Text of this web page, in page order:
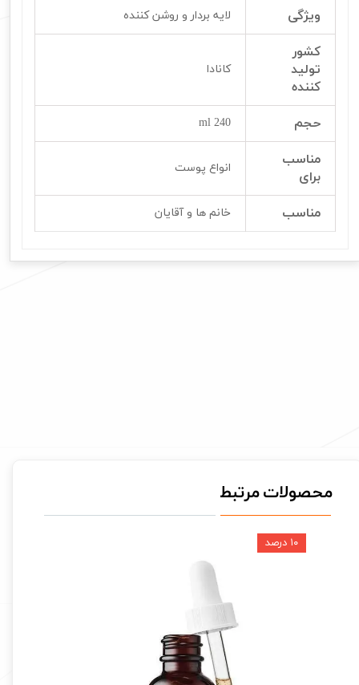
ویژگی لایه بردار و روشن کننده
کشور
تولید
کننده
کانادا
حجم 240 ml
مناسب
برای
انواع پوست
مناسب خانم ها و آقایان
محصولات مرتبط
۱۰ درصد